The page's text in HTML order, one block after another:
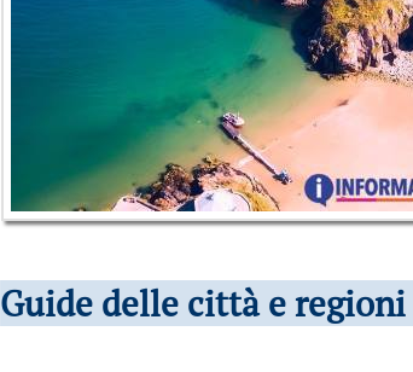
Guide delle città e regioni